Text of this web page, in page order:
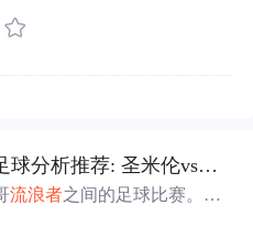
析推荐: 圣米伦vs格拉斯哥
流浪者之间的足球比赛。圣